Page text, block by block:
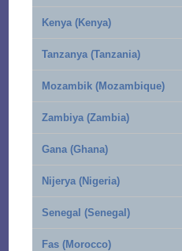
Kenya (Kenya)
Tanzanya (Tanzania)
Mozambik (Mozambique)
Zambiya (Zambia)
Gana (Ghana)
Nijerya (Nigeria)
Senegal (Senegal)
Fas (Morocco)